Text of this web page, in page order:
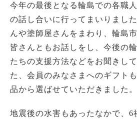
今年の最後となる輪島での各職
の話し合いに行ってまいりまし
んや塗師屋さんをまわり、輪島
皆さんともお話しをし、今後の
たちの支援方法などをお聞きし
た、会員のみなさまへのギフト
品から選ばせていただきました。
地震後の水害もあったなかで、6